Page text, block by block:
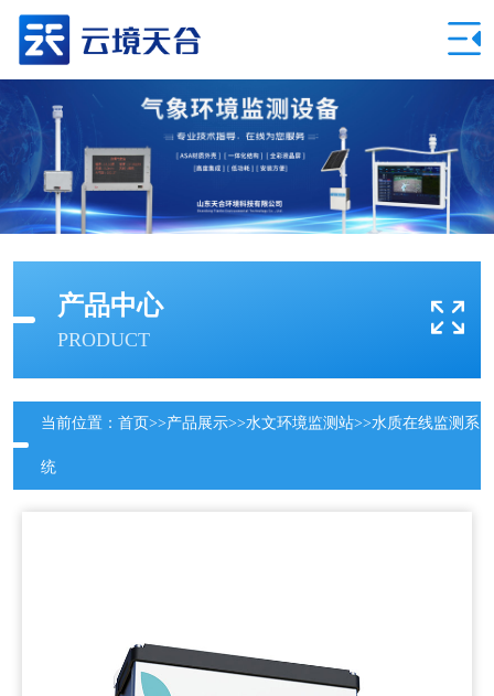
产品中心
PRODUCT
当前位置： 首页>>产品展示>>水文环境监测站>>水质在线监测系
统